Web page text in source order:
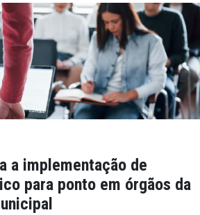
a implementação de
para ponto em órgãos da